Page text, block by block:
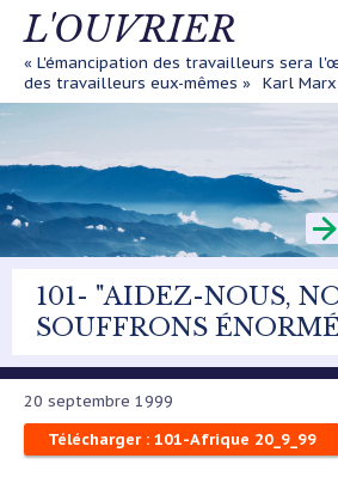
Aller
principal
L'OUVRIER
« L'émancipation des travailleurs sera
des travailleurs eux-mêmes »
Karl Marx
101- "AIDEZ-NOUS,
SOUFFRONS
20 septembre 1999
Télécharger : 101-Afrique 20_9_99